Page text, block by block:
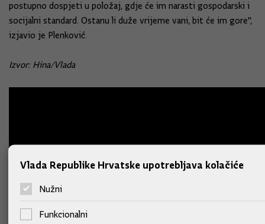
postupno dospjeti u položaj, gdje će im narasti gospodarski i
socijalni standard. Ostanu li duže vrijeme vani, bit će im gore",
izjavio je Plenković.
Izvor: Hina/Vlada
Vlada Republike Hrvatske upotrebljava kolačiće
Nužni
Funkcionalni